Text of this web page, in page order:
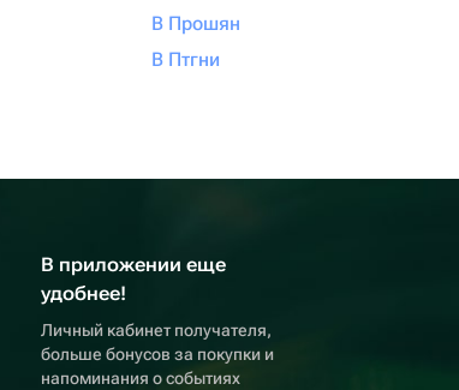
В Прошян
В Птгни
В приложении еще
удобнее!
Личный кабинет получателя,
больше бонусов за покупки и
напоминания о событиях